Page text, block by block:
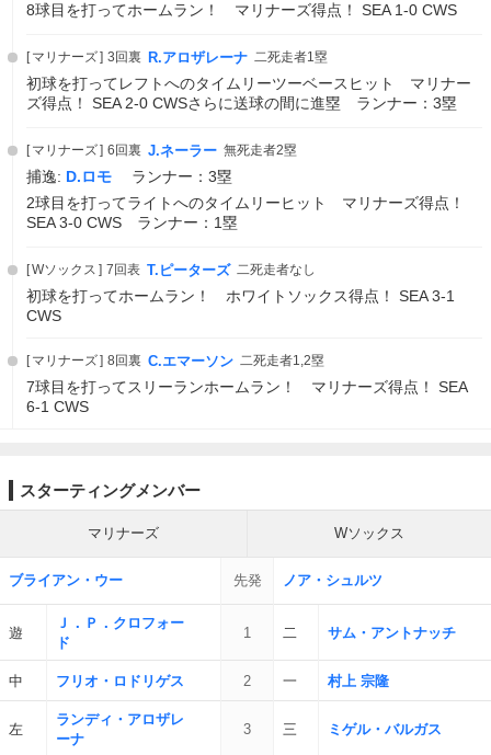
8球目を打ってホームラン！ マリナーズ得点！ SEA 1-0 CWS
マリナーズ 3回裏 R.アロザレーナ 二死走者1塁
初球を打ってレフトへのタイムリーツーベースヒット マリナー
ズ得点！ SEA 2-0 CWSさらに送球の間に進塁 ランナー：3塁
マリナーズ 6回裏 J.ネーラー 無死走者2塁
捕逸: D.ロモ ランナー：3塁
2球目を打ってライトへのタイムリーヒット マリナーズ得点！
SEA 3-0 CWS ランナー：1塁
Wソックス 7回表 T.ピーターズ 二死走者なし
初球を打ってホームラン！ ホワイトソックス得点！ SEA 3-1
CWS
マリナーズ 8回裏 C.エマーソン 二死走者1,2塁
7球目を打ってスリーランホームラン！ マリナーズ得点！ SEA
6-1 CWS
スターティングメンバー
マリナーズ Wソックス
ブライアン・ウー 先発 ノア・シュルツ
遊
Ｊ．Ｐ．クロフォー
ド
1 二 サム・アントナッチ
中 フリオ・ロドリゲス 2 一 村上 宗隆
左
ランディ・アロザレ
ーナ
3 三 ミゲル・バルガス